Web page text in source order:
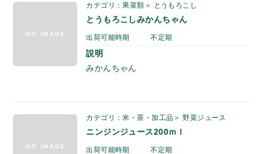
カテゴリ：果菜類＞ とうもろこし
とうもろこしみかんちゃん
出荷可能時期 不定期
説明
みかんちゃん
カテゴリ：米・茶・加工品＞ 野菜ジュース
ニンジンジュース200ｍｌ
出荷可能時期 不定期